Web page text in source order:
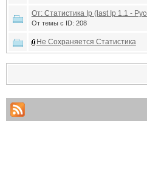
От: Статистика Ip (last Ip 1.1 -
От темы с ID: 208
Не Сохраняется Статистика